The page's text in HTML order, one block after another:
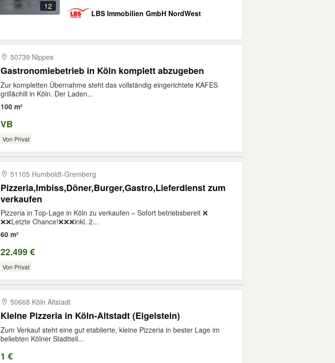
12
LBS Immobilien GmbH NordWest
50739 Nippes
Gastronomiebetrieb in Köln komplett abzugeben
Zur kompletten Übernahme steht das vollständig eingerichtete KAFES
grill&chill in Köln. Der Laden...
100 m²
VB
Von Privat
51105 Humboldt-​Gremberg
Pizzeria,Imbiss,Döner,Burger,Gastro,Lieferdienst zum
verkaufen
Pizzeria in Top-Lage in Köln zu verkaufen – Sofort betriebsbereit ❌
❌❌Letzte Chance!❌❌❌inkl. 2...
60 m²
22.499 €
Von Privat
50668 Köln Altstadt
Kleine Pizzeria in Köln-Altstadt (Eigelstein)
Zum Verkauf steht eine gut etablierte, kleine Pizzeria in bester Lage im
beliebten Kölner Stadtteil...
1 €